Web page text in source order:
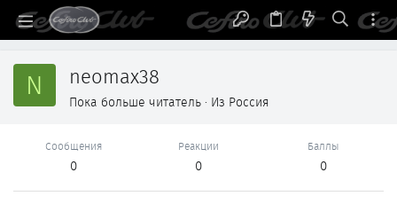
N neomax38
Пока больше читатель · Из Россия
Сообщения
0
Реакции
0
Баллы
0